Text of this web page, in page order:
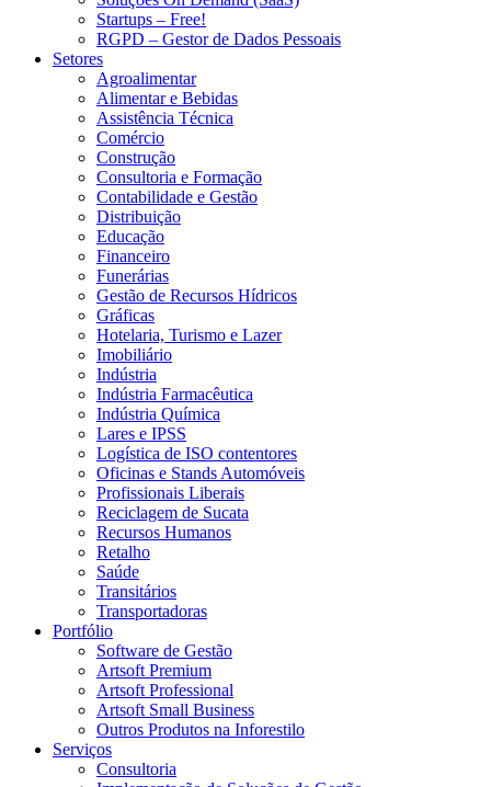
Startups – Free!
RGPD – Gestor de Dados Pessoais
Setores
Agroalimentar
Alimentar e Bebidas
Assistência Técnica
Comércio
Construção
Consultoria e Formação
Contabilidade e Gestão
Distribuição
Educação
Financeiro
Funerárias
Gestão de Recursos Hídricos
Gráficas
Hotelaria, Turismo e Lazer
Imobiliário
Indústria
Indústria Farmacêutica
Indústria Química
Lares e IPSS
Logística de ISO contentores
Oficinas e Stands Automóveis
Profissionais Liberais
Reciclagem de Sucata
Recursos Humanos
Retalho
Saúde
Transitários
Transportadoras
Portfólio
Software de Gestão
Artsoft Premium
Artsoft Professional
Artsoft Small Business
Outros Produtos na Inforestilo
Serviços
Consultoria